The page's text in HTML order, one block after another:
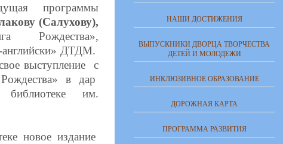
программы
(Салухову),
Рождества»,
английски» ДТДМ.
выступление с
в дар
библиотеке им.
новое издание
НАШИ ДОСТИЖЕНИЯ
ВЫПУСКНИКИ ДВОРЦА ТВОРЧЕСТВА
ДЕТЕЙ И МОЛОДЕЖИ
ИНКЛЮЗИВНОЕ ОБРАЗОВАНИЕ
ДОРОЖНАЯ КАРТА
ПРОГРАММА РАЗВИТИЯ